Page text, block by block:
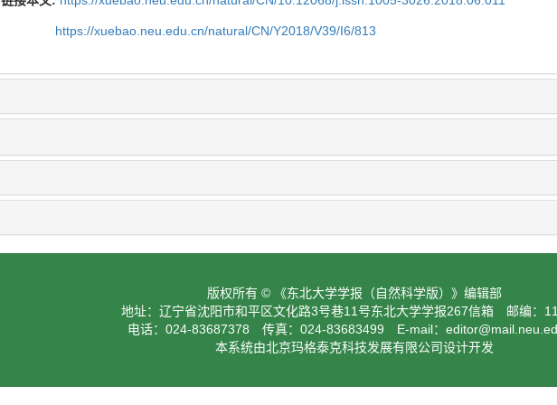
https://xuebao.neu.edu.cn/natural/CN/Y2018/V39/I6/813
版权所有 © 《东北大学学报（自然科学版）》编辑部
地址：辽宁省沈阳市和平区文化路3号巷11号东北大学学报267信箱 邮编：
电话：024-83687378 传真：024-83683499 E-mail：
本系统由北京玛格泰克科技发展有限公司设计开发